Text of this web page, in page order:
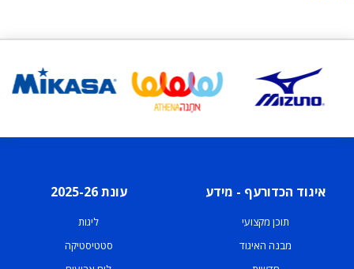
איגוד הכדורעף - מידע
תוכן מקצועי
מבנה האיגוד
עונת 2025-26
ליגות
סטטיסטיקה